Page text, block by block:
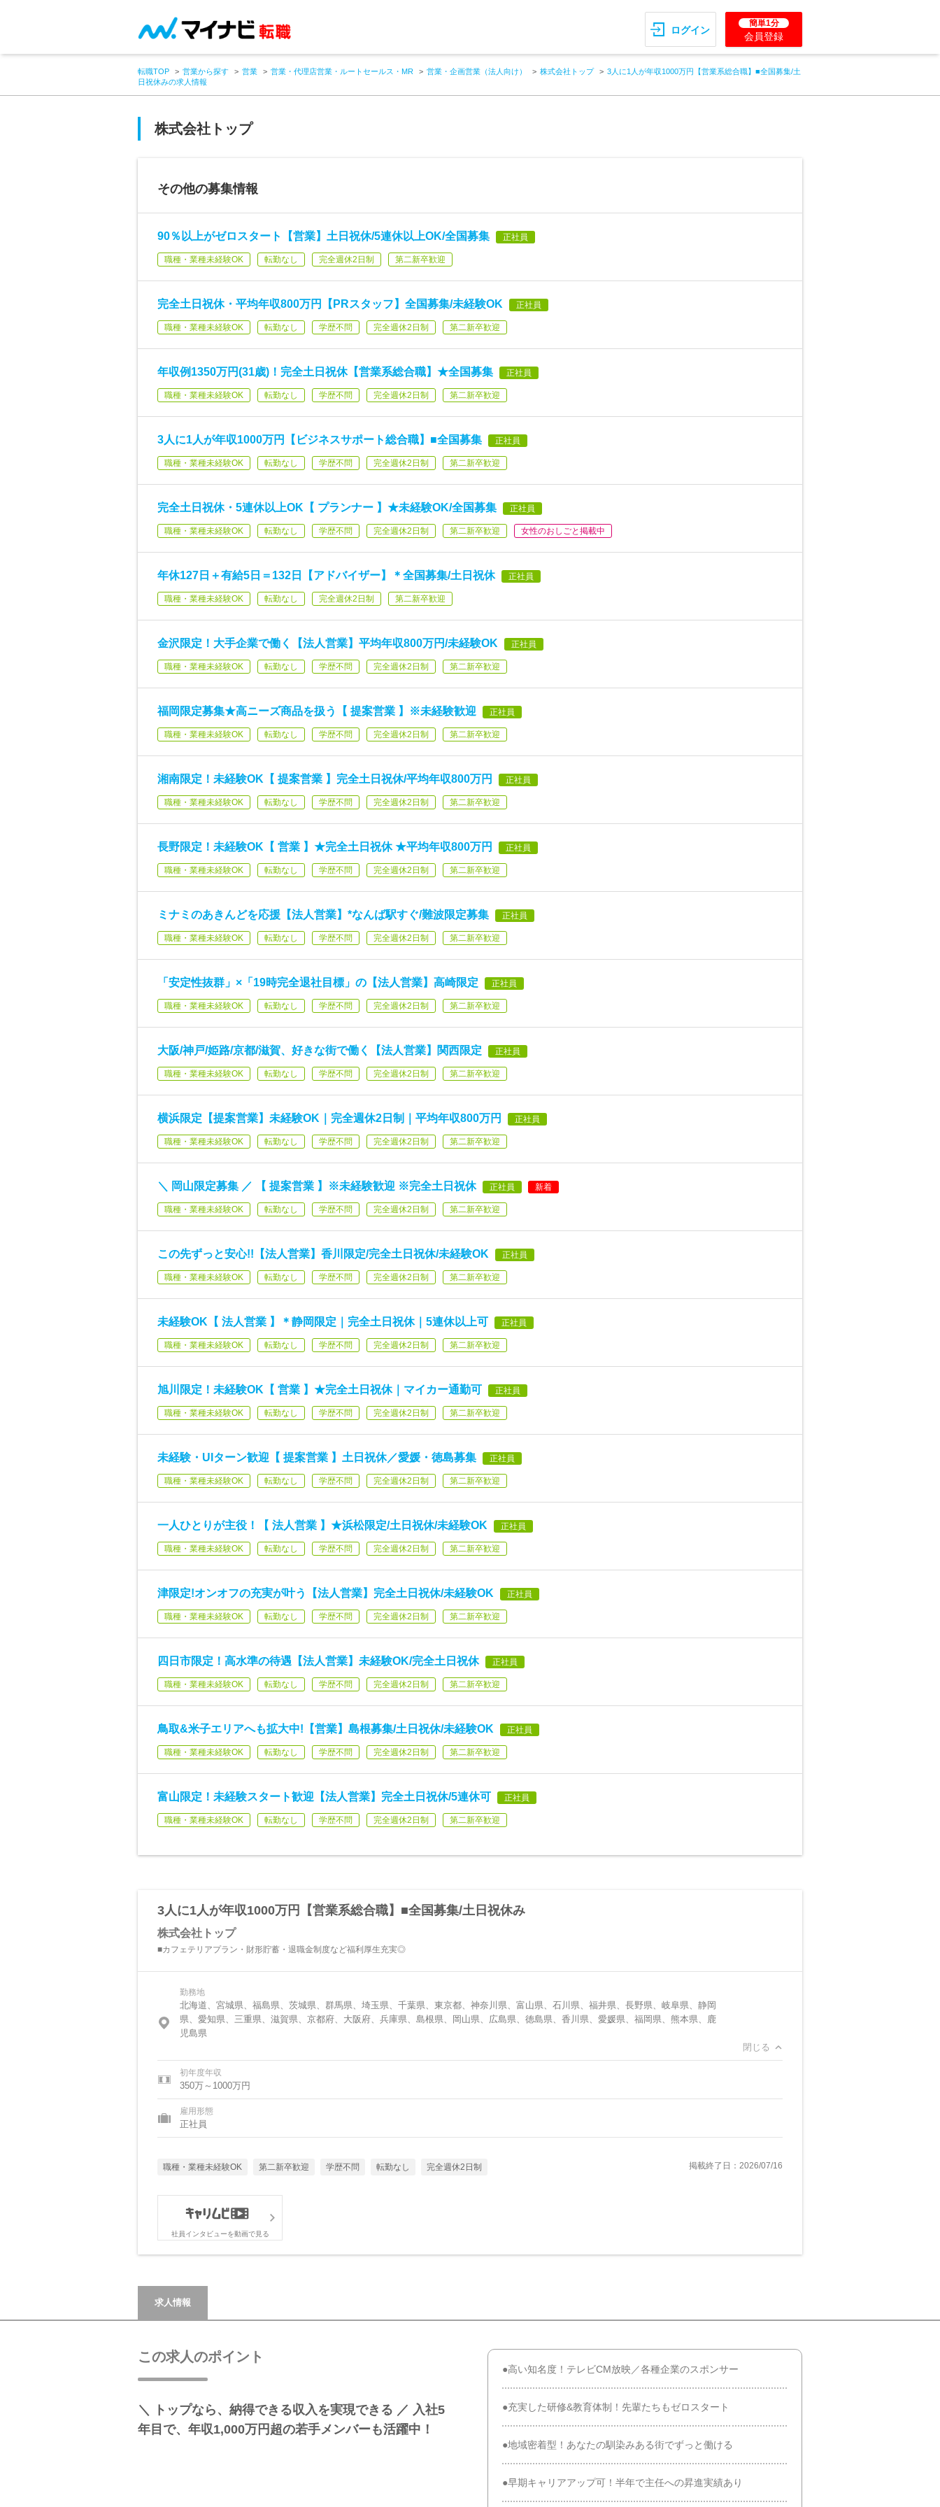
ログイン
簡単1分
会員登録
転職TOP 営業から探す 営業 営業・代理店営業・ルートセールス・MR 営業・企画営業（法人向け） 株式会社トップ
3人に1人が年収1000万円【営業系総合職】■全国募集/土
日祝休みの求人情報
株式会社トップ
その他の募集情報
90％以上がゼロスタート【営業】土日祝休/5連休以上OK/全国募集 正社員
職種・業種未経験OK 転勤なし 完全週休2日制 第二新卒歓迎
完全土日祝休・平均年収800万円【PRスタッフ】全国募集/未経験OK 正社員
職種・業種未経験OK 転勤なし 学歴不問 完全週休2日制 第二新卒歓迎
年収例1350万円(31歳)！完全土日祝休【営業系総合職】★全国募集 正社員
職種・業種未経験OK 転勤なし 学歴不問 完全週休2日制 第二新卒歓迎
3人に1人が年収1000万円【ビジネスサポート総合職】■全国募集 正社員
職種・業種未経験OK 転勤なし 学歴不問 完全週休2日制 第二新卒歓迎
完全土日祝休・5連休以上OK【 プランナー 】★未経験OK/全国募集 正社員
職種・業種未経験OK 転勤なし 学歴不問 完全週休2日制 第二新卒歓迎 女性のおしごと掲載中
年休127日＋有給5日＝132日【アドバイザー】＊全国募集/土日祝休 正社員
職種・業種未経験OK 転勤なし 完全週休2日制 第二新卒歓迎
金沢限定！大手企業で働く【法人営業】平均年収800万円/未経験OK 正社員
職種・業種未経験OK 転勤なし 学歴不問 完全週休2日制 第二新卒歓迎
福岡限定募集★高ニーズ商品を扱う【 提案営業 】※未経験歓迎 正社員
職種・業種未経験OK 転勤なし 学歴不問 完全週休2日制 第二新卒歓迎
湘南限定！未経験OK【 提案営業 】完全土日祝休/平均年収800万円 正社員
職種・業種未経験OK 転勤なし 学歴不問 完全週休2日制 第二新卒歓迎
長野限定！未経験OK【 営業 】★完全土日祝休 ★平均年収800万円 正社員
職種・業種未経験OK 転勤なし 学歴不問 完全週休2日制 第二新卒歓迎
ミナミのあきんどを応援【法人営業】*なんば駅すぐ/難波限定募集 正社員
職種・業種未経験OK 転勤なし 学歴不問 完全週休2日制 第二新卒歓迎
「安定性抜群」×「19時完全退社目標」の【法人営業】高崎限定 正社員
職種・業種未経験OK 転勤なし 学歴不問 完全週休2日制 第二新卒歓迎
大阪/神戸/姫路/京都/滋賀、好きな街で働く【法人営業】関西限定 正社員
職種・業種未経験OK 転勤なし 学歴不問 完全週休2日制 第二新卒歓迎
横浜限定【提案営業】未経験OK｜完全週休2日制｜平均年収800万円 正社員
職種・業種未経験OK 転勤なし 学歴不問 完全週休2日制 第二新卒歓迎
＼ 岡山限定募集 ／ 【 提案営業 】※未経験歓迎 ※完全土日祝休 正社員 新着
職種・業種未経験OK 転勤なし 学歴不問 完全週休2日制 第二新卒歓迎
この先ずっと安心!!【法人営業】香川限定/完全土日祝休/未経験OK 正社員
職種・業種未経験OK 転勤なし 学歴不問 完全週休2日制 第二新卒歓迎
未経験OK【 法人営業 】＊静岡限定｜完全土日祝休｜5連休以上可 正社員
職種・業種未経験OK 転勤なし 学歴不問 完全週休2日制 第二新卒歓迎
旭川限定！未経験OK【 営業 】★完全土日祝休｜マイカー通勤可 正社員
職種・業種未経験OK 転勤なし 学歴不問 完全週休2日制 第二新卒歓迎
未経験・UIターン歓迎【 提案営業 】土日祝休／愛媛・徳島募集 正社員
職種・業種未経験OK 転勤なし 学歴不問 完全週休2日制 第二新卒歓迎
一人ひとりが主役！【 法人営業 】★浜松限定/土日祝休/未経験OK 正社員
職種・業種未経験OK 転勤なし 学歴不問 完全週休2日制 第二新卒歓迎
津限定!オンオフの充実が叶う【法人営業】完全土日祝休/未経験OK 正社員
職種・業種未経験OK 転勤なし 学歴不問 完全週休2日制 第二新卒歓迎
四日市限定！高水準の待遇【法人営業】未経験OK/完全土日祝休 正社員
職種・業種未経験OK 転勤なし 学歴不問 完全週休2日制 第二新卒歓迎
鳥取&米子エリアへも拡大中!【営業】島根募集/土日祝休/未経験OK 正社員
職種・業種未経験OK 転勤なし 学歴不問 完全週休2日制 第二新卒歓迎
富山限定！未経験スタート歓迎【法人営業】完全土日祝休/5連休可 正社員
職種・業種未経験OK 転勤なし 学歴不問 完全週休2日制 第二新卒歓迎
3人に1人が年収1000万円【営業系総合職】■全国募集/土日祝休み
株式会社トップ
■カフェテリアプラン・財形貯蓄・退職金制度など福利厚生充実◎
勤務地
北海道、宮城県、福島県、茨城県、群馬県、埼玉県、千葉県、東京都、神奈川県、富山県、石川県、福井県、長野県、岐阜県、静岡
県、愛知県、三重県、滋賀県、京都府、大阪府、兵庫県、島根県、岡山県、広島県、徳島県、香川県、愛媛県、福岡県、熊本県、鹿
児島県
閉じる
初年度年収
350万～1000万円
雇用形態
正社員
職種・業種未経験OK 第二新卒歓迎 学歴不問 転勤なし 完全週休2日制 掲載終了日：2026/07/16
社員インタビューを動画で見る
求人情報
この求人のポイント
＼ トップなら、納得できる収入を実現できる ／ 入社5
年目で、年収1,000万円超の若手メンバーも活躍中！
●高い知名度！テレビCM放映／各種企業のスポンサー
●充実した研修&教育体制！先輩たちもゼロスタート
●地域密着型！あなたの馴染みある街でずっと働ける
●早期キャリアアップ可！半年で主任への昇進実績あり